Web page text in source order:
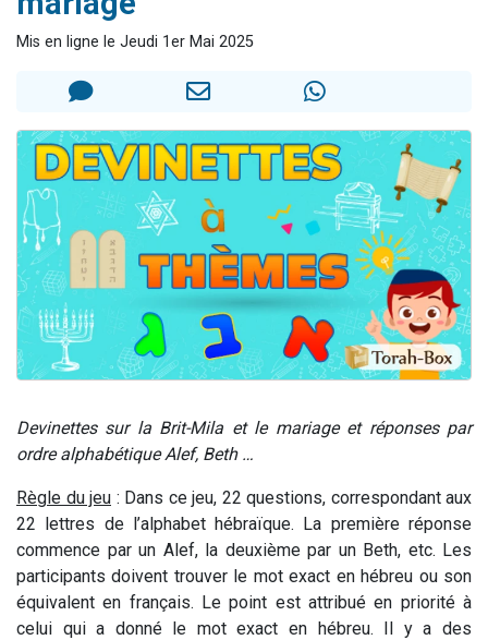
12 nouvelles musiques dans Torah-Box Music
Mis en ligne le Jeudi 1er Mai 2025
Devinettes sur la Brit-Mila et le mariage et réponses par
ordre alphabétique Alef, Beth …
Règle du jeu : Dans ce jeu, 22 questions, correspondant aux
22 lettres de l’alphabet hébraïque. La première réponse
commence par un Alef, la deuxième par un Beth, etc. Les
participants doivent trouver le mot exact en hébreu ou son
équivalent en français. Le point est attribué en priorité à
celui qui a donné le mot exact en hébreu. Il y a des